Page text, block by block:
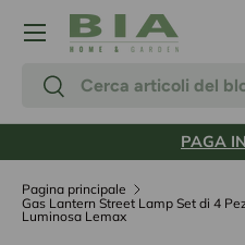
Passa ai contenuti
CercaCerca
Menu
PAGA
Pagina principale
Gas Lantern Street Lamp Set di 4
Luminosa Lemax